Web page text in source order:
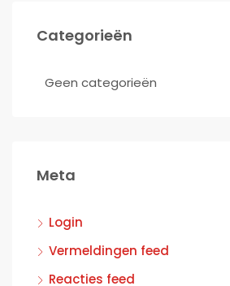
Categorieën
Geen categorieën
Meta
Login
Vermeldingen feed
Reacties feed